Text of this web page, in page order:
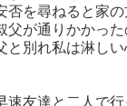
を尋ねると家
が通りかかっ
別れ私は淋し
友達と二人で